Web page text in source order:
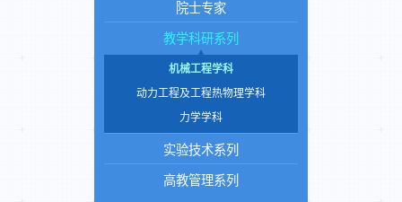
院士专家
教学科研系列
机械工程学科
动力工程及工程热物理学科
力学学科
实验技术系列
高教管理系列